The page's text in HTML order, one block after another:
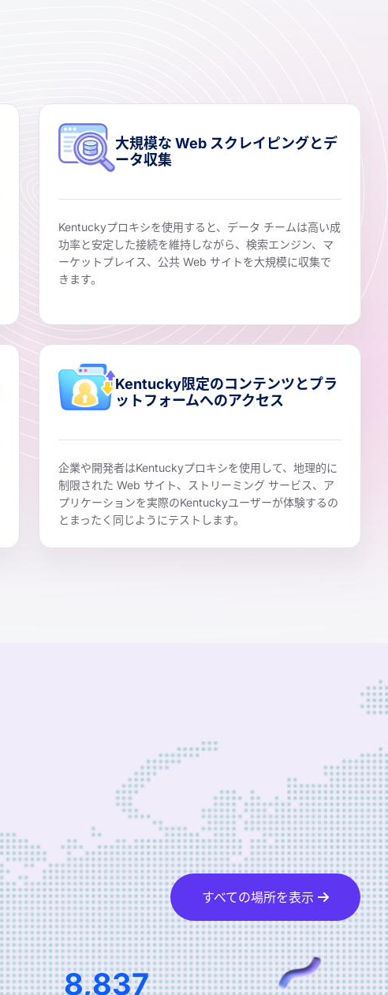
大規模な Web スクレイピングとデ
ータ収集
Kentuckyプロキシを使用すると、データ チームは高い成
功率と安定した接続を維持しながら、検索エンジン、マ
ーケットプレイス、公共 Web サイトを大規模に収集で
きます。
Kentucky限定のコンテンツとプラ
ットフォームへのアクセス
企業や開発者はKentuckyプロキシを使用して、地理的に
制限された Web サイト、ストリーミング サービス、ア
プリケーションを実際のKentuckyユーザーが体験するの
とまったく同じようにテストします。
すべての場所を表示
13,448